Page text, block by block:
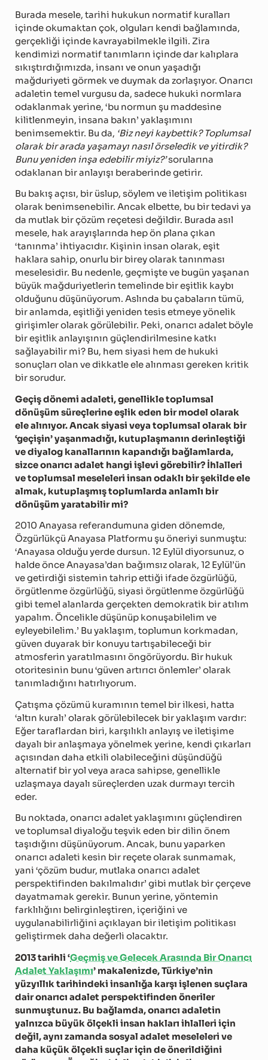
Burada mesele, tarihi hukukun normatif kuralları
içinde okumaktan çok, olguları kendi bağlamında,
gerçekliği içinde kavrayabilmekle ilgili. Zira
kendimizi normatif tanımların içinde dar kalıplara
sıkıştırdığımızda, insanı ve onun yaşadığı
mağduriyeti görmek ve duymak da zorlaşıyor. Onarıcı
adaletin temel vurgusu da, sadece hukuki normlara
odaklanmak yerine, ‘bu normun şu maddesine
kilitlenmeyin, insana bakın’ yaklaşımını
benimsemektir. Bu da, ‘Biz neyi kaybettik? Toplumsal
olarak bir arada yaşamayı nasıl örseledik ve yitirdik?
Bunu yeniden inşa edebilir miyiz?’sorularına
odaklanan bir anlayışı beraberinde getirir.
Bu bakış açısı, bir üslup, söylem ve iletişim politikası
olarak benimsenebilir. Ancak elbette, bu bir tedavi ya
da mutlak bir çözüm reçetesi değildir. Burada asıl
mesele, hak arayışlarında hep ön plana çıkan
‘tanınma’ ihtiyacıdır. Kişinin insan olarak, eşit
haklara sahip, onurlu bir birey olarak tanınması
meselesidir. Bu nedenle, geçmişte ve bugün yaşanan
büyük mağduriyetlerin temelinde bir eşitlik kaybı
olduğunu düşünüyorum. Aslında bu çabaların tümü,
bir anlamda, eşitliği yeniden tesis etmeye yönelik
girişimler olarak görülebilir. Peki, onarıcı adalet böyle
bir eşitlik anlayışının güçlendirilmesine katkı
sağlayabilir mi? Bu, hem siyasi hem de hukuki
sonuçları olan ve dikkatle ele alınması gereken kritik
bir sorudur.
Geçiş dönemi adaleti, genellikle toplumsal
dönüşüm süreçlerine eşlik eden bir model olarak
ele alınıyor. Ancak siyasi veya toplumsal olarak bir
‘geçişin’ yaşanmadığı, kutuplaşmanın derinleştiği
ve diyalog kanallarının kapandığı bağlamlarda,
sizce onarıcı adalet hangi işlevi görebilir? İhlalleri
ve toplumsal meseleleri insan odaklı bir şekilde ele
almak, kutuplaşmış toplumlarda anlamlı bir
dönüşüm yaratabilir mi?
2010 Anayasa referandumuna giden dönemde,
Özgürlükçü Anayasa Platformu şu öneriyi sunmuştu:
‘Anayasa olduğu yerde dursun. 12 Eylül diyorsunuz, o
halde önce Anayasa’dan bağımsız olarak, 12 Eylül’ün
ve getirdiği sistemin tahrip ettiği ifade özgürlüğü,
örgütlenme özgürlüğü, siyasi örgütlenme özgürlüğü
gibi temel alanlarda gerçekten demokratik bir atılım
yapalım. Öncelikle düşünüp konuşabilelim ve
eyleyebilelim.’ Bu yaklaşım, toplumun korkmadan,
güven duyarak bir konuyu tartışabileceği bir
atmosferin yaratılmasını öngörüyordu. Bir hukuk
otoritesinin bunu ‘güven artırıcı önlemler’ olarak
tanımladığını hatırlıyorum.
Çatışma çözümü kuramının temel bir ilkesi, hatta
‘altın kuralı’ olarak görülebilecek bir yaklaşım vardır:
Eğer taraflardan biri, karşılıklı anlayış ve iletişime
dayalı bir anlaşmaya yönelmek yerine, kendi çıkarları
açısından daha etkili olabileceğini düşündüğü
alternatif bir yol veya araca sahipse, genellikle
uzlaşmaya dayalı süreçlerden uzak durmayı tercih
eder.
Bu noktada, onarıcı adalet yaklaşımını güçlendiren
ve toplumsal diyaloğu teşvik eden bir dilin önem
taşıdığını düşünüyorum. Ancak, bunu yaparken
onarıcı adaleti kesin bir reçete olarak sunmamak,
yani ‘çözüm budur, mutlaka onarıcı adalet
perspektifinden bakılmalıdır’ gibi mutlak bir çerçeve
dayatmamak gerekir. Bunun yerine, yöntemin
farklılığını belirginleştiren, içeriğini ve
uygulanabilirliğini açıklayan bir iletişim politikası
geliştirmek daha değerli olacaktır.
2013 tarihli ‘Geçmiş ve Gelecek Arasında Bir Onarıcı
Adalet Yaklaşımı’ makalenizde, Türkiye’nin
yüzyıllık tarihindeki insanlığa karşı işlenen suçlara
dair onarıcı adalet perspektifinden öneriler
sunmuştunuz. Bu bağlamda, onarıcı adaletin
yalnızca büyük ölçekli insan hakları ihlalleri için
değil, aynı zamanda sosyal adalet meseleleri ve
daha küçük ölçekli suçlar için de önerildiğini